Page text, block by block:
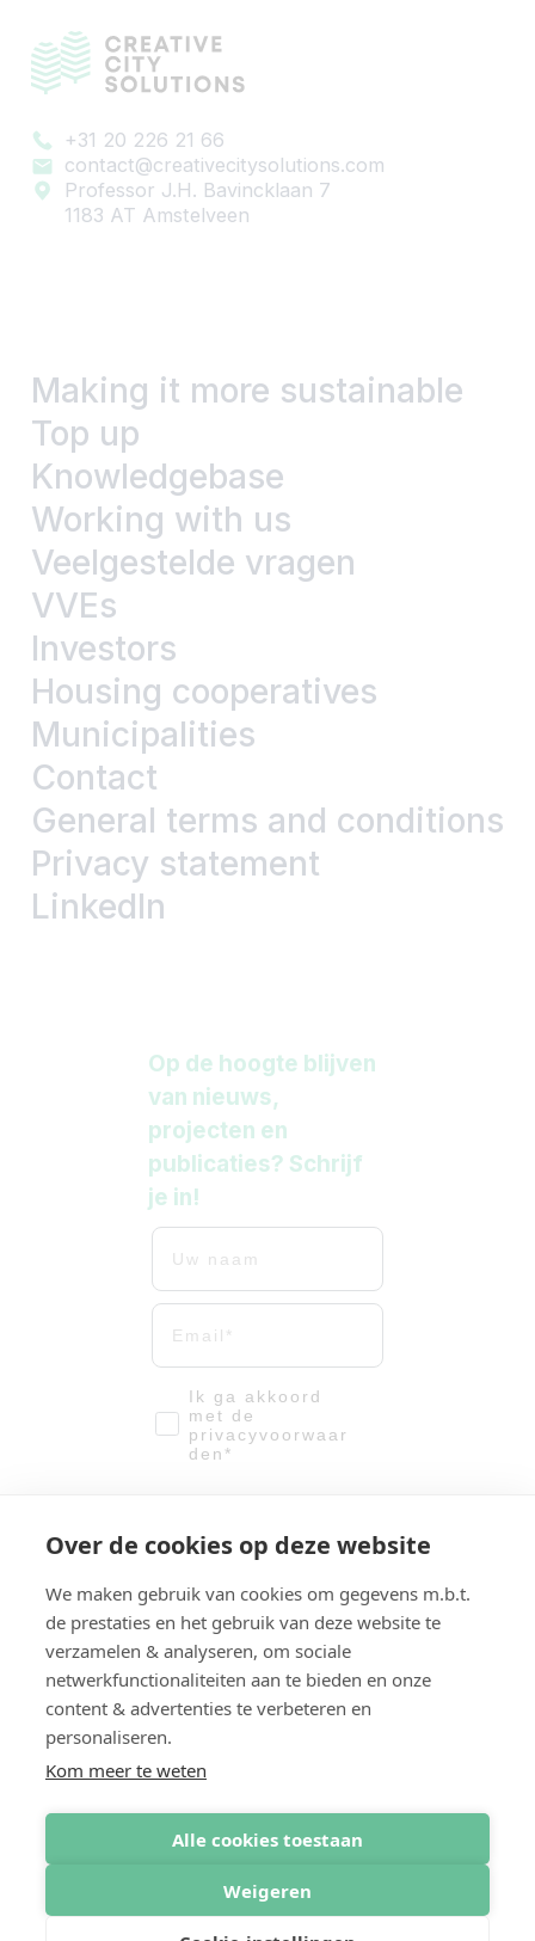
+31 20 226 21 66
contact@creativecitysolutions.com
Professor J.H. Bavincklaan 7
1183 AT Amstelveen
Making it more sustainable
Top up
Knowledgebase
Working with us
Veelgestelde vragen
VVEs
Investors
Housing cooperatives
Municipalities
Contact
General terms and conditions
Privacy statement
LinkedIn
Op de hoogte blijven
van nieuws,
projecten en
publicaties? Schrijf
je in!
Uw naam
Uw mailadres
email-vinkje
Ik ga akkoord
met de
privacyvoorwaar
den*
de grootste zorg. Zie hier onze
© 2025 Creative City Solutions. All rights reserved.
The content of this website has been compiled with the
utmost care. However, the possibilities for sustainability
and their results depend on the concrete situation on site.
about sustainability and renovation; the information on this
website is therefore not intended to provide concrete
advice or guarantee of a particular result and cannot be
construed as such. For this reason, you cannot derive any
rights from this website. Creative City Solutions BV also
accepts no liability for using the information on this
Over de cookies op deze website
We maken gebruik van cookies om gegevens m.b.t.
de prestaties en het gebruik van deze website te
verzamelen & analyseren, om sociale
netwerkfunctionaliteiten aan te bieden en onze
content & advertenties te verbeteren en
personaliseren.
Kom meer te weten
Alle cookies toestaan
Weigeren